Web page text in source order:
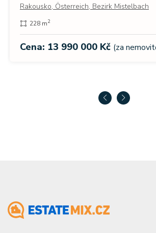
Rakousko, Österreich, Bezirk Mistelbach
228 m2
Cena: 13 990 000 Kč (za